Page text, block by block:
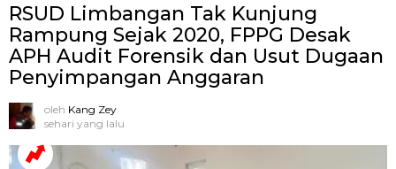
RSUD Limbangan Tak Kunjung
Rampung Sejak 2020, FPPG Desak
APH Audit Forensik dan Usut Dugaan
Penyimpangan Anggaran
oleh Kang Zey
sehari yang lalu